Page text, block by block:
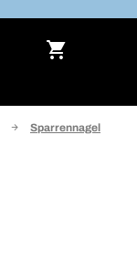
Sparrennagel